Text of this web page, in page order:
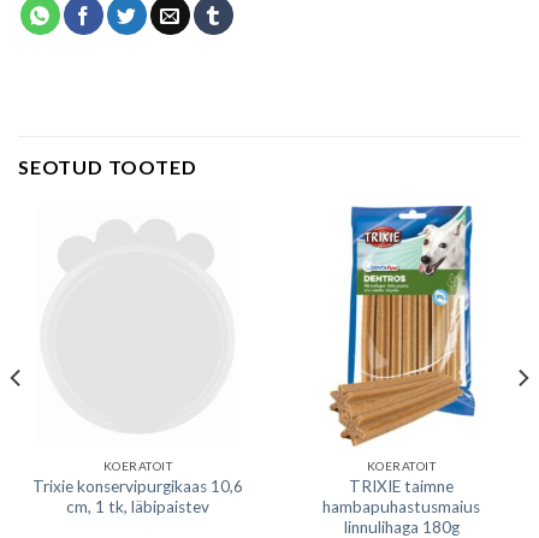
SEOTUD TOOTED
KOERATOIT
Trixie konservipurgikaas 10,6
cm, 1 tk, läbipaistev
KOERATOIT
TRIXIE taimne
hambapuhastusmaius
linnulihaga 180g